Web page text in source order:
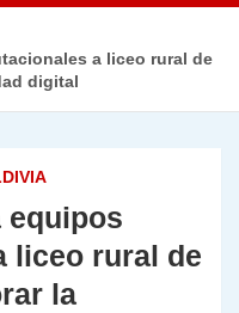
a liceo rural de
digital
equipos
liceo rural de
la